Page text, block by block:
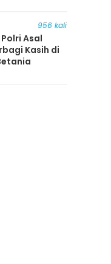
956 kali
Asal
Kasih di